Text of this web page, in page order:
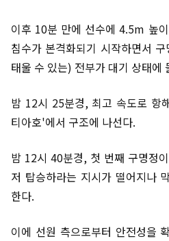
이후 10분 만에 선수에 4.5m 높
침수가 본격화되기 시작하면서
태울 수 있는) 전부가 대기 상태에
밤 12시 25분경, 최고 속도로 항
티아호'에서 구조에 나선다.
밤 12시 40분경, 첫 번째 구명정
저 탑승하라는 지시가 떨어지나
한다.
이에 선원 측으로부터 안전성을